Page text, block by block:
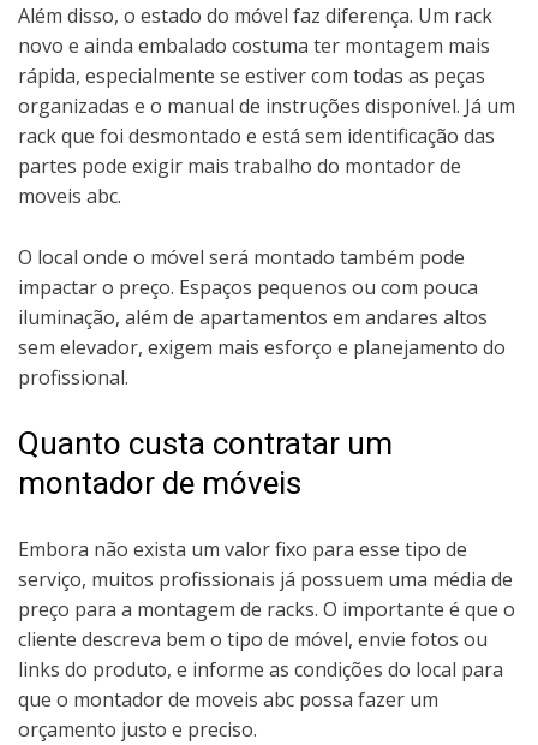
Além disso, o estado do móvel faz diferença. Um rack
novo e ainda embalado costuma ter montagem mais
rápida, especialmente se estiver com todas as peças
organizadas e o manual de instruções disponível. Já um
rack que foi desmontado e está sem identificação das
partes pode exigir mais trabalho do montador de
moveis abc.
O local onde o móvel será montado também pode
impactar o preço. Espaços pequenos ou com pouca
iluminação, além de apartamentos em andares altos
sem elevador, exigem mais esforço e planejamento do
profissional.
Quanto custa contratar um
montador de móveis
Embora não exista um valor fixo para esse tipo de
serviço, muitos profissionais já possuem uma média de
preço para a montagem de racks. O importante é que o
cliente descreva bem o tipo de móvel, envie fotos ou
links do produto, e informe as condições do local para
que o montador de moveis abc possa fazer um
orçamento justo e preciso.